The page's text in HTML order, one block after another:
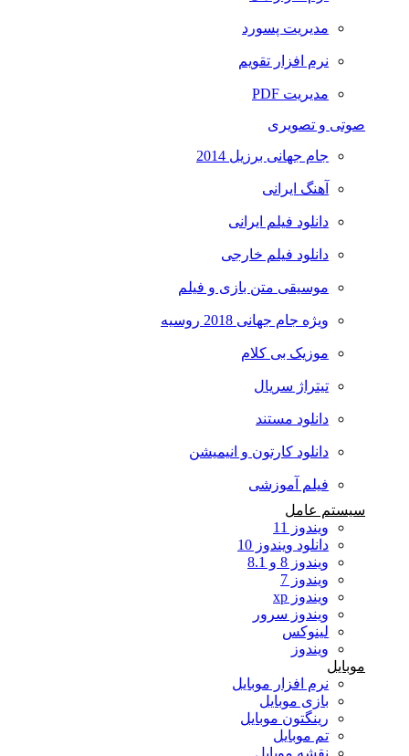
مدیریت پسورد
نرم افزار تقویم
مدیریت PDF
صوتی و تصویری
جام جهانی برزیل 2014
آهنگ ایرانی
دانلود فیلم ایرانی
دانلود فیلم خارجی
موسیقی متن بازی و فیلم
ویژه جام جهانی 2018 روسیه
موزیک بی کلام
تیتراژ سریال
دانلود مستند
دانلود کارتون و انیمیشن
فیلم آموزشی
سیستم عامل
ویندوز 11
دانلود ویندوز 10
ویندوز 8 و 8.1
ویندوز 7
ویندوز xp
ویندوز سرور
لینوکس
ویندوز
نرم افزار موبایل
بازی موبایل
رینگتون موبایل
تم موبایل
نقشه موبایل